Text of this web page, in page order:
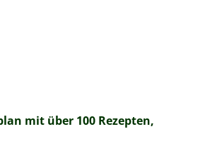
mit über 100 Rezepten,